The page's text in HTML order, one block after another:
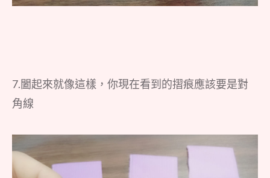
7.闔起來就像這樣，你現在看到的摺痕應該要是對
角線